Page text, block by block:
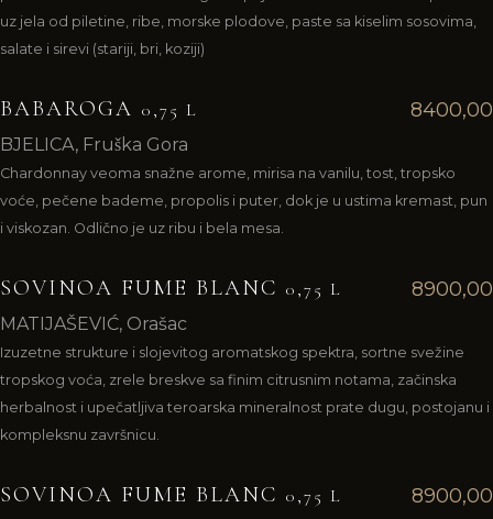
uz jela od piletine, ribe, morske plodove, paste sa kiselim sosovima,
salate i sirevi (stariji, bri, koziji)
BABAROGA 0,75 L 8400,00
BJELICA, Fruška Gora
Chardonnay veoma snažne arome, mirisa na vanilu, tost, tropsko
voće, pečene bademe, propolis i puter, dok je u ustima kremast, pun
i viskozan. Odlično je uz ribu i bela mesa.
SOVINOA FUME BLANC 0,75 L 8900,00
MATIJAŠEVIĆ, Orašac
Izuzetne strukture i slojevitog aromatskog spektra, sortne svežine
tropskog voća, zrele breskve sa finim citrusnim notama, začinska
herbalnost i upečatljiva teroarska mineralnost prate dugu, postojanu i
kompleksnu završnicu.
SOVINOA FUME BLANC 0,75 L 8900,00